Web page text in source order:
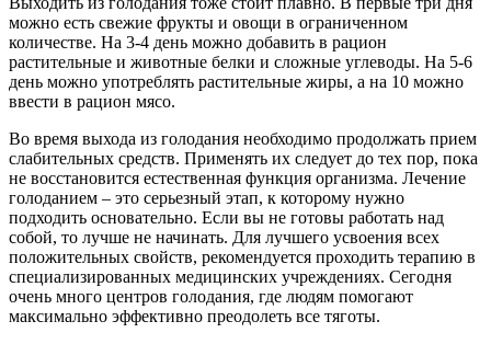
можно есть свежие фрукты и овощи в ограниченном
количестве. На 3-4 день можно добавить в рацион
растительные и животные белки и сложные углеводы. На 5-6
день можно употреблять растительные жиры, а на 10 можно
ввести в рацион мясо.
Во время выхода из голодания необходимо продолжать прием
слабительных средств. Применять их следует до тех пор, пока
не восстановится естественная функция организма. Лечение
голоданием – это серьезный этап, к которому нужно
подходить основательно. Если вы не готовы работать над
собой, то лучше не начинать. Для лучшего усвоения всех
положительных свойств, рекомендуется проходить терапию в
специализированных медицинских учреждениях. Сегодня
очень много центров голодания, где людям помогают
максимально эффективно преодолеть все тяготы.